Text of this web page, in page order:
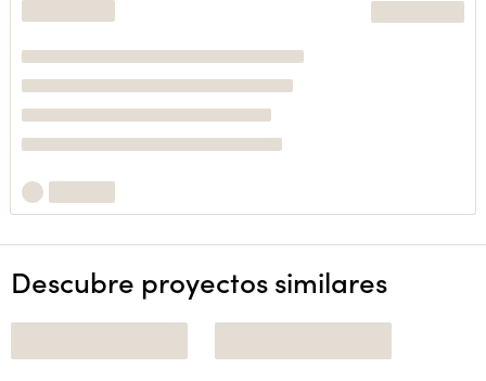
Descubre proyectos similares